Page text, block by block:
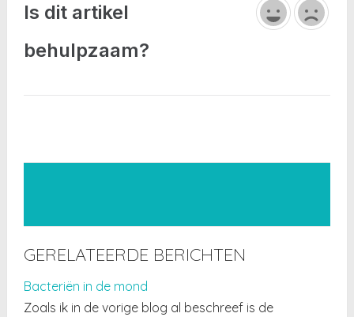
Is dit artikel
behulpzaam?
GERELATEERDE BERICHTEN
Bacteriën in de mond
Zoals ik in de vorige blog al beschreef is de